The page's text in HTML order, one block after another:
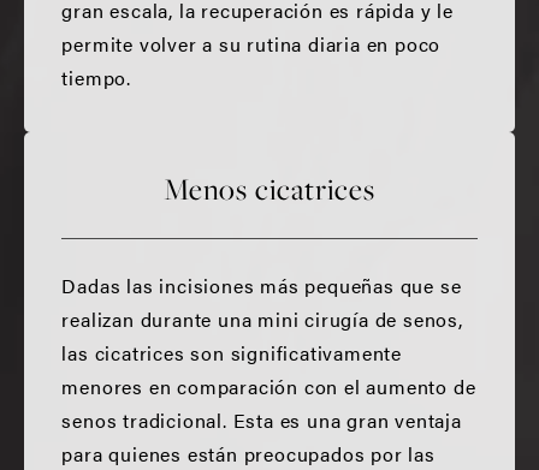
gran escala, la recuperación es rápida y le
permite volver a su rutina diaria en poco
tiempo.
Menos cicatrices
Dadas las incisiones más pequeñas que se
realizan durante una mini cirugía de senos,
las cicatrices son significativamente
menores en comparación con el aumento de
senos tradicional. Esta es una gran ventaja
para quienes están preocupados por las